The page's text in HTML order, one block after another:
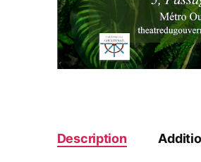
Description